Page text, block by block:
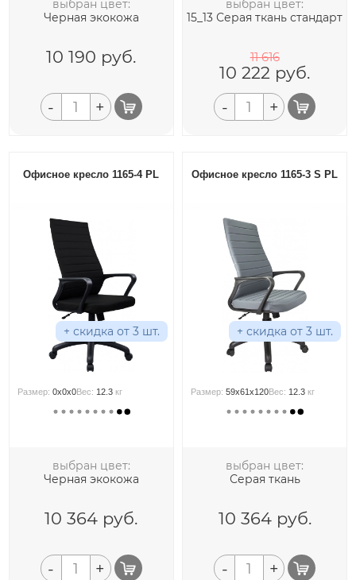
выбран цвет:
Черная экокожа
10 190 руб.
- +
выбран цвет:
15_13 Серая ткань стандарт
11 616
10 222 руб.
- +
Офисное кресло 1165-4 PL
+ скидка от 3 шт.
Размер:0x0x0Вес: 12.3 кг
выбран цвет:
Черная экокожа
10 364 руб.
- +
Офисное кресло 1165-3 S PL
+ скидка от 3 шт.
Размер:59x61x120Вес: 12.3 кг
выбран цвет:
Серая ткань
10 364руб.
- +